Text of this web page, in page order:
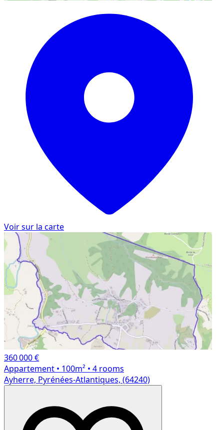
Voir sur la carte
360 000 €
Appartement • 100m² • 4 rooms
Ayherre, Pyrénées-Atlantiques, (64240)